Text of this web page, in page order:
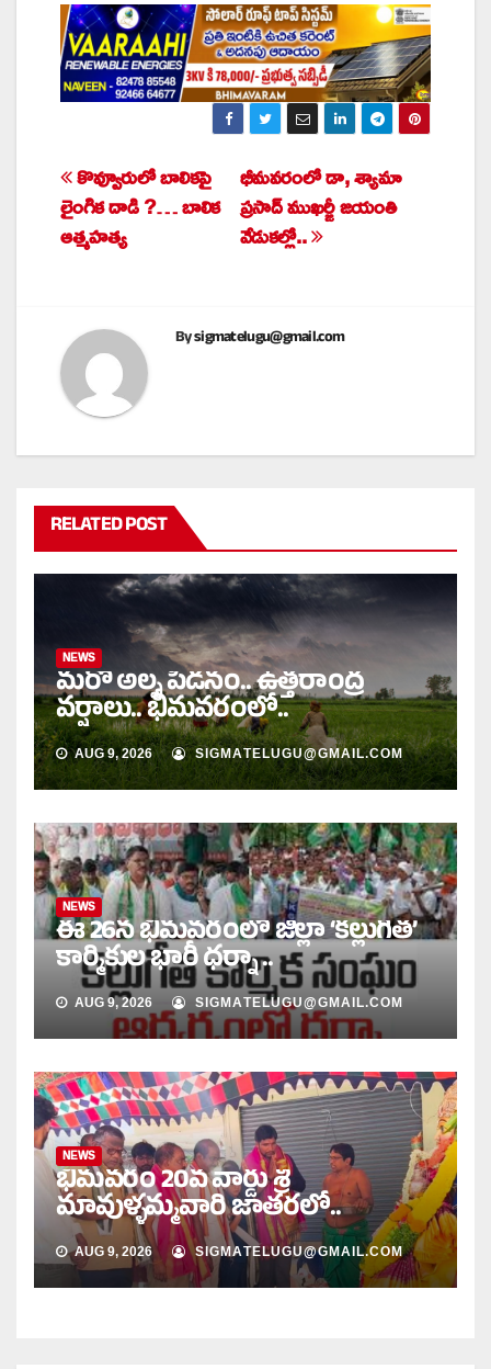
Post
navigation
భీమవరంలో డా, శ్యామా
ప్రసాద్ ముఖర్జీ జయంతి
వేడుకల్లో..
కొవ్వూరులో బాలికపై
లైంగిక దాడి ?… బాలిక
ఆత్మహత్య
Bysigmatelugu@gmail.com
RELATED POST
NEWS
మరో అల్ప పీడనం.. ఉత్తరాంద్ర
వర్షాలు.. భీమవరంలో..
AUG 9, 2026 SIGMATELUGU@GMAIL.COM
NEWS
ఈ 26న భీమవరంలో జిల్లా ‘కల్లుగీత’
కార్మికుల భారీ ధర్నా ..
AUG 9, 2026 SIGMATELUGU@GMAIL.COM
NEWS
భీమవరం 20వ వార్డు శ్రీ
మావుళ్ళమ్మవారి జాతరలో..
AUG 9, 2026 SIGMATELUGU@GMAIL.COM